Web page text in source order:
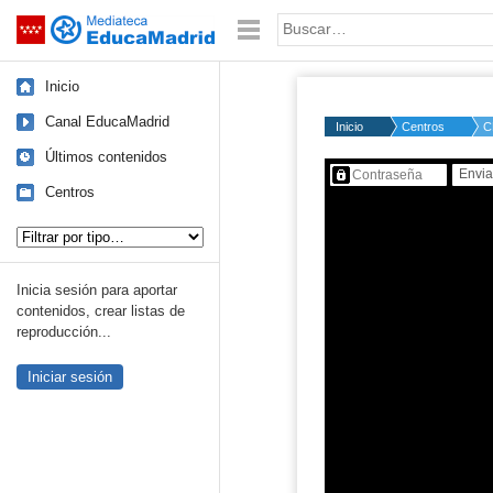
Saltar navegación Palabra o frase:
Inicio
Canal EducaMadrid
Últimos contenidos
Centros
Inicia sesión para aportar
contenidos, crear listas de
reproducción...
Iniciar sesión
Inicio Centros
Contenido protegido…